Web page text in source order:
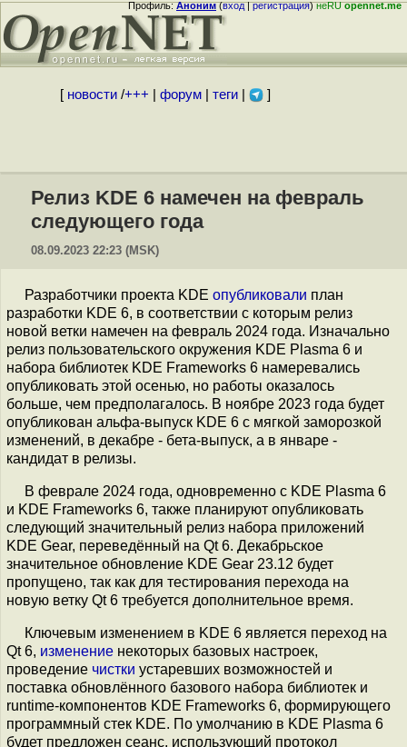
Профиль:Аноним(вход|регистрация)неRUopennet.me
[ новости/+++ форум| теги| ]
Релиз KDE 6 намечен на февраль
следующего года
08.09.2023 22:23 (MSK)
Разработчики проекта KDE опубликовали план
разработки KDE 6, в соответствии с которым релиз
новой ветки намечен на февраль 2024 года. Изначально
релиз пользовательского окружения KDE Plasma 6 и
набора библиотек KDE Frameworks 6 намеревались
опубликовать этой осенью, но работы оказалось
больше, чем предполагалось. В ноябре 2023 года будет
опубликован альфа-выпуск KDE 6 с мягкой заморозкой
изменений, в декабре - бета-выпуск, а в январе -
кандидат в релизы.
В феврале 2024 года, одновременно с KDE Plasma 6
и KDE Frameworks 6, также планируют опубликовать
следующий значительный релиз набора приложений
KDE Gear, переведённый на Qt 6. Декабрьское
значительное обновление KDE Gear 23.12 будет
пропущено, так как для тестирования перехода на
новую ветку Qt 6 требуется дополнительное время.
Ключевым изменением в KDE 6 является переход на
Qt 6, изменение некоторых базовых настроек,
проведение чистки устаревших возможностей и
поставка обновлённого базового набора библиотек и
runtime-компонентов KDE Frameworks 6, формирующего
программный стек KDE. По умолчанию в KDE Plasma 6
будет предложен сеанс, использующий протокол